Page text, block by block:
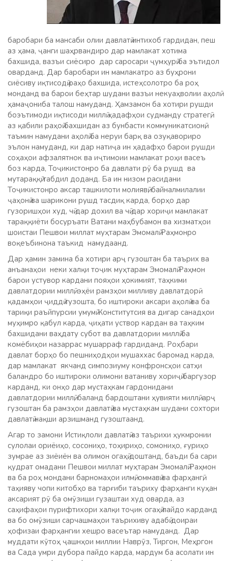
баробари ба мансаби олии давлатӣ интихоб гардидан, пеш
аз ҳама, ҷанги шаҳрвандиро дар мамлакат хотима
бахшида, вазъи сиёсиро дар саросари ҷумҳурӣ ба эътидол
оварданд. Дар баробари ин мамлакатро аз буҳрони
сиёсиву иқтисодӣ раҳо бахшида, истеҳсолотро ба роҳ
монданд ва барои беҳтар шудани вазъи некуаҳволии аҳолӣ
ҳамаҷониба талош намуданд. Ҳамзамон ба хотири рушди
боэътимоди иқтисоди миллӣ ҳадафҳои судманду стратегӣ,
аз қабили раҳоӣ бахшидан аз бунбасти коммуникатсионӣ,
таъмин намудани аҳолӣ ба неруи барқ ва озуқавориро
эълон намуданд, ки дар натиҷа ин ҳадафҳо барои рушди
соҳаҳои афзалятнок ва иҷтимоии мамлакат роҳи васеъ
боз карда, Тоҷикистонро ба давлати рӯ ба рушд ва
мутараққӣ табдил доданд. Ба ин низом расидани
Тоҷикистонро аксар ташкилоти молиявӣ, байналмилалии
ҷаҳонӣ ва шарикони рушд тасдиқ карда, борҳо дар
гузоришҳои худ, чӣ дар дохил ва чӣ дар хориҷи мамлакат
тараққиёти босуръати Ватани маҳбубамон ва хизматҳои
шоистаи Пешвои миллат муҳтарам Эмомалӣ Раҳмонро
воқеъбинона таъкид намудаанд.
Дар ҳамин замина ба хотири арҷ гузоштан ба таърих ва
анъанаҳои неки халқи тоҷик муҳтарам Эмомалӣ Раҳмон
барои устувор кардани пояҳои ҳокимият, таҳкими
давлатдории миллӣ, эҳёи рамзҳои милливу давлатдорӣ
қадамҳои ҷиддӣ гузошта, бо иштироки аксари аҳолӣ ва ба
тариқи раъйпурсии умумӣ Конститутсия ва дигар санадҳои
муҳимро қабул карда, ҷиҳати уствор кардан ва таҳким
бахшидани ваҳдату субот ва давлатдории миллӣ ба
комёбиҳои назаррас мушарраф гардиданд. Роҳбари
давлат борҳо бо пешниҳодҳои мушаххас баромад карда,
дар мамлакат якчанд симпозиуму конфронсҳои сатҳи
баландро бо иштироки олимони ватаниву хориҷӣ баргузор
карданд, ки онҳо дар мустаҳкам гардонидани
давлатдории миллӣ, баланд бардоштани ҳувияти миллӣ, арҷ
гузоштан ба рамзҳои давлатӣ ва мустаҳкам шудани сохтори
давлатӣ нақши арзишманд гузоштаанд.
Агар то замони Истиқлоли давлатӣ аз таърихи ҳукмронии
сулолаи ориёиҳо, сосониҳо, тоҳириҳо, сомониҳо, ғуриҳо
зумрае аз зиёиён ва олимон огаҳӣ доштанд, баъди ба сари
қудрат омадани Пешвои миллат муҳтарам Эмомалӣ Раҳмон
ва ба роҳ мондани барномаҳои илмӣ, оммавӣ ва фарҳангӣ,
таҳияву чопи китобҳо ва тарғиби таъриху фарҳанги куҳан
аксарият рӯ ба омӯзиши гузаштаи худ оварда, аз
саҳифаҳои пурифтихори халқи тоҷик огаҳӣ пайдо карданд
ва бо омӯзиши сарчашмаҳои таърихиву адабӣ доираи
ҳофизаи фарҳангии хешро васеътар намуданд. Дар
муддати кӯтоҳ ҷашнҳои миллии Наврӯз, Тиргон, Меҳргон
ва Сада умри дубора пайдо карда, мардум ба асолати ин